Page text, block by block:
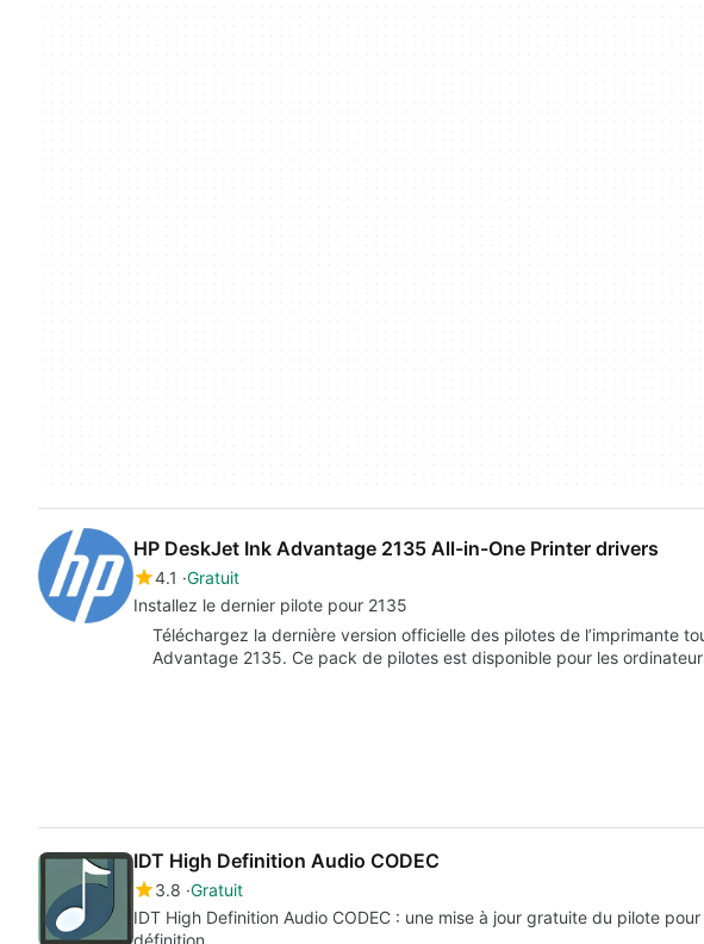
HP DeskJet Ink Advantage 2135 All-in-One Printer drivers
4.1 Gratuit
Installez le dernier pilote pour 2135
Téléchargez la dernière version officielle des pilotes de l’imprimante
Advantage 2135. Ce pack de pilotes est disponible pour les
IDT High Definition Audio CODEC
3.8 Gratuit
IDT High Definition Audio CODEC : une mise à jour gratuite du pilote
définition